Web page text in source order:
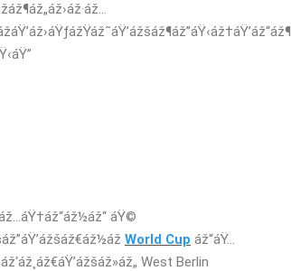
áŸ©
World Cup áž“áŸ…
West Berlin